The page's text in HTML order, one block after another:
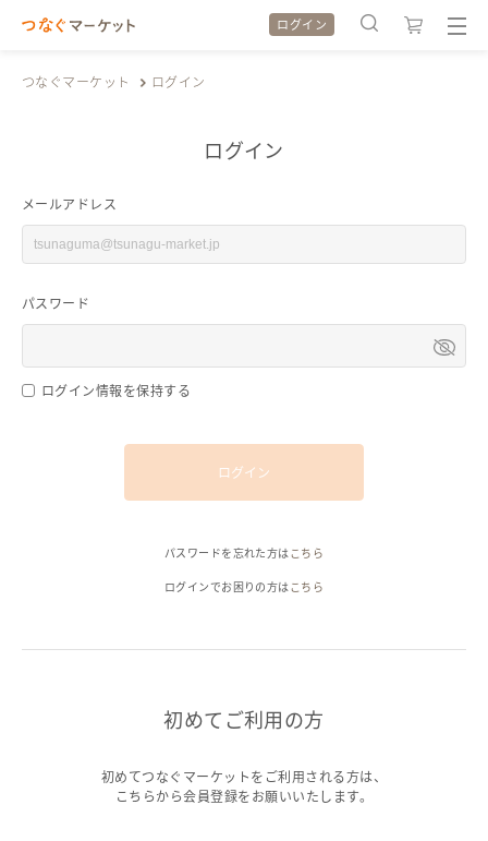
カテゴリから探す
特集から探す
全ての作品をみる
カテゴリから探す
特集から探す
全ての作品をみる
ログイン
つなぐマーケット ログイン
ログイン
メールアドレス
パスワード
ログイン情報を保持する
ログイン
パスワードを忘れた方は こちら
ログインでお困りの方は こちら
初めてご利用の方
初めてつなぐマーケットをご利用される方は、
こちらから会員登録をお願いいたします。